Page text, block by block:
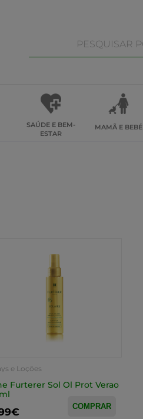
SAÚDE E BEM-
ESTAR
MAMÃ E BEBÉ
e Loções
Furterer Sol Ol Prot Verao
COMPRAR